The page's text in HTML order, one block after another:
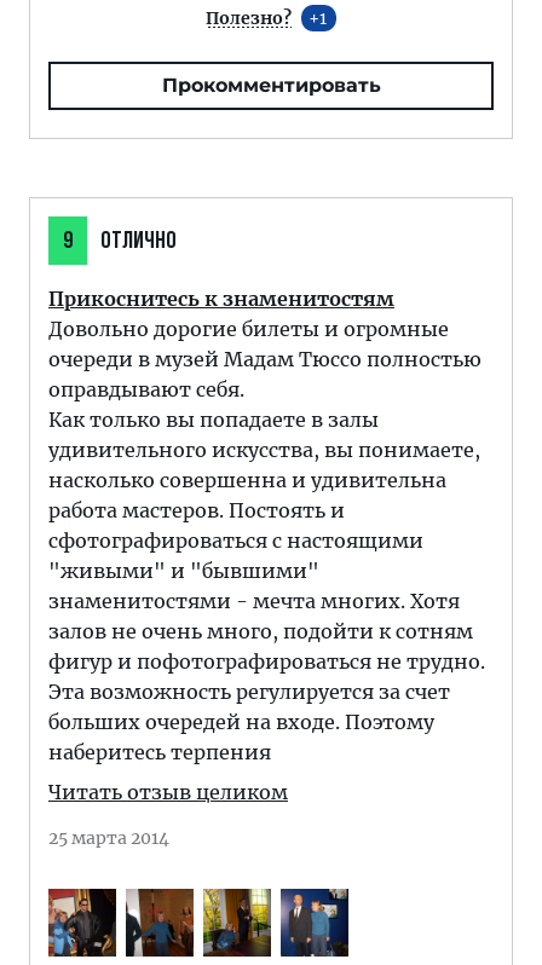
Полезно? 1
Прокомментировать
9 ОТЛИЧНО
Прикоснитесь к знаменитостям
Довольно дорогие билеты и огромные
очереди в музей Мадам Тюссо полностью
оправдывают себя.
Как только вы попадаете в залы
удивительного искусства, вы понимаете,
насколько совершенна и удивительна
работа мастеров. Постоять и
сфотографироваться с настоящими
"живыми" и "бывшими"
знаменитостями - мечта многих. Хотя
залов не очень много, подойти к сотням
фигур и пофотографироваться не трудно.
Эта возможность регулируется за счет
больших очередей на входе. Поэтому
наберитесь терпения
Читать отзыв целиком
25 марта 2014